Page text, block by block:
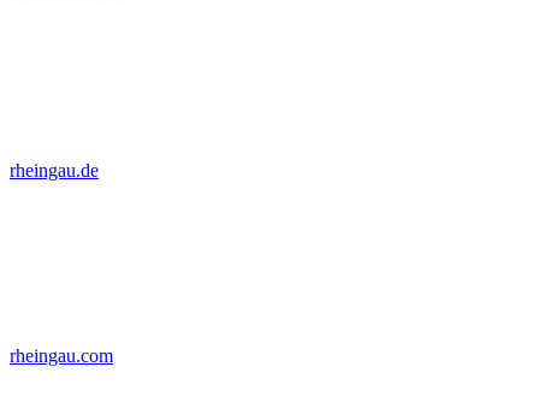
rheingau.de
rheingau.com